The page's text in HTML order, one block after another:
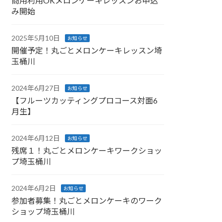
み開始
2025年5月10日 お知らせ
開催予定！丸ごとメロンケーキレッスン埼
玉桶川
2024年6月27日 お知らせ
【フルーツカッティングプロコース対面6
月生】
2024年6月12日 お知らせ
残席１！丸ごとメロンケーキワークショッ
プ埼玉桶川
2024年6月2日 お知らせ
参加者募集！丸ごとメロンケーキのワーク
ショップ埼玉桶川